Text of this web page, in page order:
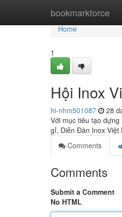
bookmarkforce
Home
Home
1
Hội Inox
hi-nhm501087 28
Với mục tiêu tạo
gỉ, Diễn Đàn Inox Việt
Comments
Comments
Submit a Comment
No HTML